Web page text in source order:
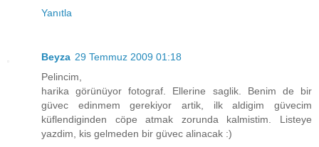
Yanıtla
Beyza 29 Temmuz 2009 01:18
Pelincim,
harika görünüyor fotograf. Ellerine saglik. Benim de bir
güvec edinmem gerekiyor artik, ilk aldigim güvecim
küflendiginden cöpe atmak zorunda kalmistim. Listeye
yazdim, kis gelmeden bir güvec alinacak :)